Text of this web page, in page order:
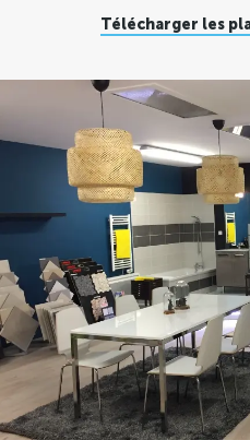
Télécharger les